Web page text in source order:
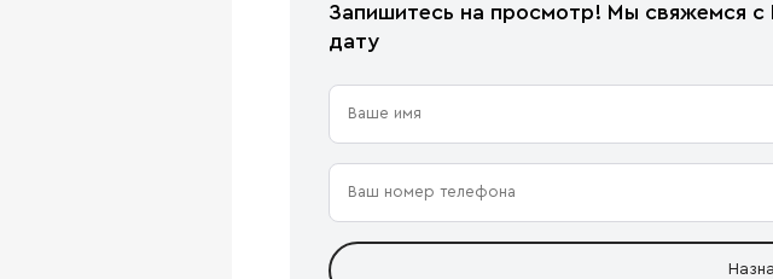
Запишитесь на просмотр! Мы свяжемся
дату